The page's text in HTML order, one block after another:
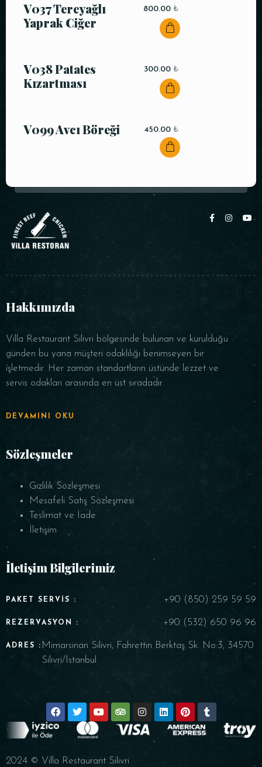
V037 Tereyağlı
Yaprak Ciğer
800.00 ₺
V038 Patates
Kızartması
300.00 ₺
V099 Avcı Böreği 450.00 ₺
Hakkımızda
Villa Restaurant Silivri bölgesinde bulunan ve kurulduğu
günden bu yana müşteri odaklılığı benimseyen bir
işletmedir. Her zaman standartların üstünde lezzet ve
servis odakları arasında en üst sıradadır.
DEVAMINI OKU
Sözleşmeler
Gizlilik Sözleşmesi
Mesafeli Satış Sözleşmesi
Teslimat ve İade
İletişim
İletişim Bilgilerimiz
PAKET SERVIS : +90 (850) 259 59 59
REZERVASYON : +90 (532) 650 96 96
ADRES : Mimarsinan Silivri, Fahrettin Berktaş Sk. No:3, 34570
Silivri/İstanbul
2024 © Villa Restaurant Silivri